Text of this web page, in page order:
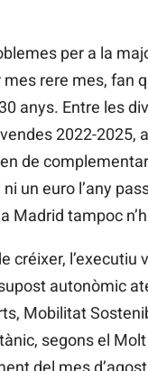
per a la
rere mes, fan
anys. Entre les
2022-
de
un euro l’any
Madrid tampoc
l’executiu
autonòmic
Mobilitat
segons el
del mes